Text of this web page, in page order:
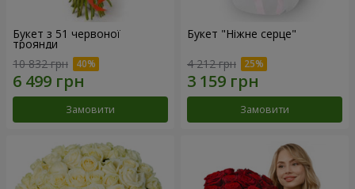
Букет з 51 червоної
троянди
10 832 грн
Замовити
Букет "Ніжне серце"
4 212 грн
Замовити